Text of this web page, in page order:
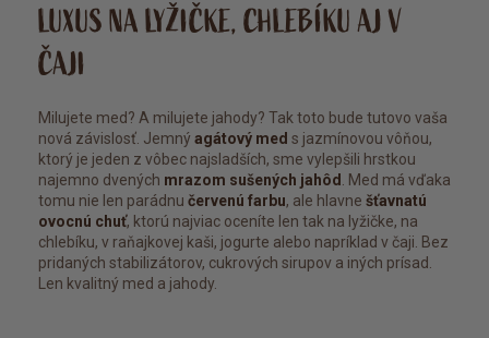
LUXUS NA LYŽIČKE, CHLEBÍKU AJ V
ČAJI
Milujete med? A milujete jahody? Tak toto bude tutovo vaša
nová závislosť. Jemný agátový med s jazmínovou vôňou,
ktorý je jeden z vôbec najsladších, sme vylepšili hrstkou
najemno dvených mrazom sušených jahôd
. Med má vďaka
tomu nie len parádnu červenú farbu, ale hlavne šťavnatú
ovocnú chuť, ktorú najviac oceníte len tak na lyžičke, na
chlebíku, v raňajkovej kaši, jogurte alebo napríklad v čaji. Bez
pridaných stabilizátorov, cukrových sirupov a iných prísad.
Len kvalitný med a jahody.